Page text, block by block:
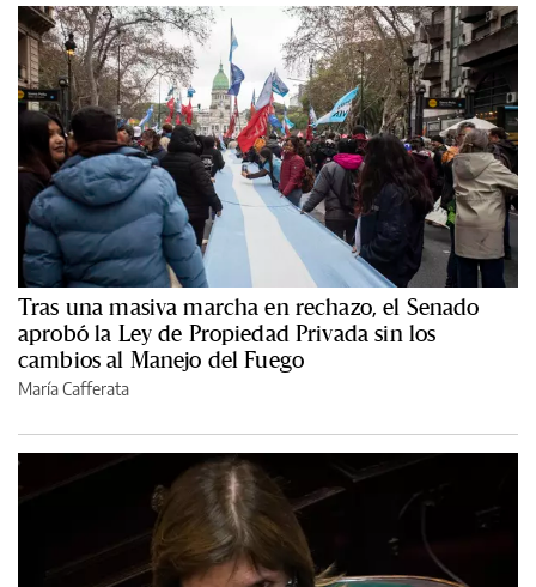
Tras una masiva marcha en rechazo, el Senado
aprobó la Ley de Propiedad Privada sin los
cambios al Manejo del Fuego
María Cafferata